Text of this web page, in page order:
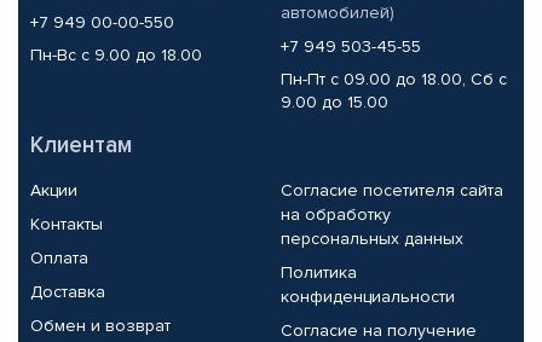
+7 949 00-00-550
Пн-Вс с 9.00 до 18.00
автомобилей)
+7 949 503-45-55
Пн-Пт с 09.00 до 18.00, Сб с
9.00 до 15.00
Клиентам
Акции
Контакты
Оплата
Доставка
Обмен и возврат
Согласие посетителя сайта
на обработку
персональных данных
Политика
конфиденциальности
Согласие на получение